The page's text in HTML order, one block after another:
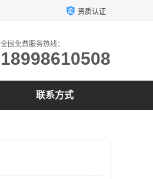
资质认证
全国免费服务热线：
18998610508
联系方式